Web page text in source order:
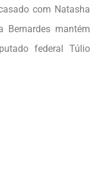
com Natasha
Bernardes mantém
federal Túlio